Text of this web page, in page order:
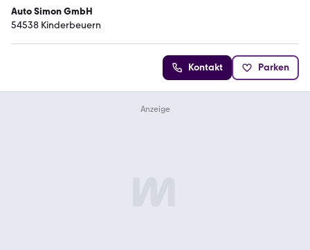
Auto Simon GmbH
54538 Kinderbeuern
Kontakt Parken